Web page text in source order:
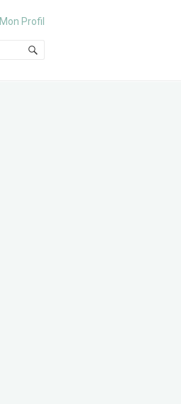
Mon Profil